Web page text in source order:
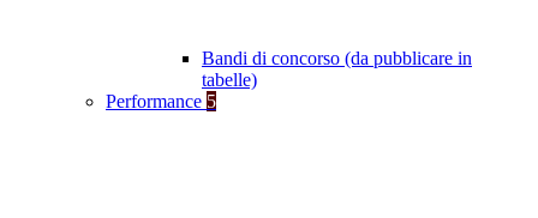
Bandi di concorso (da pubblicare in
tabelle)
Performance 5